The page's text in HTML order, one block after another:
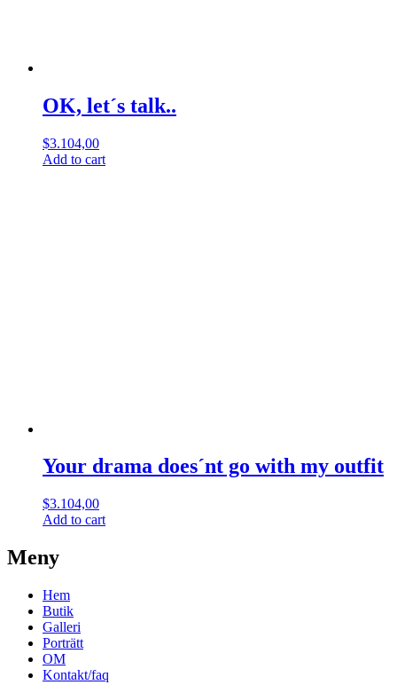
OK, let´s talk..
$3.104,00
Add to cart
Your drama does´nt go with my outfit
$3.104,00
Add to cart
Meny
Hem
Butik
Galleri
Porträtt
OM
Kontakt/faq